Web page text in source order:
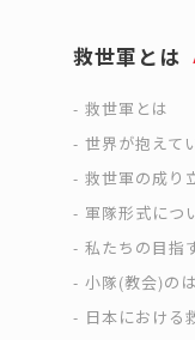
救世軍とは
救世軍とは
世界が抱えて
救世軍の成り
軍隊形式につ
私たちの目指
小隊(教会)の
日本における